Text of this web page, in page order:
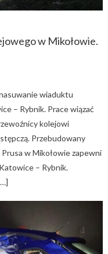
w Mikołowie.
wiaduktu
– Rybnik. Prace wiązać
kolejowi
Przebudowany
w Mikołowie zapewni
– Rybnik.